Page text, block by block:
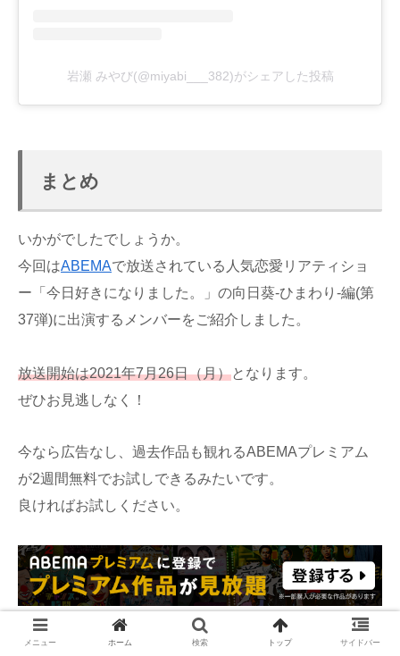
岩瀬 みやび(@miyabi___382)がシェアした投稿
まとめ
いかがでしたでしょうか。
今回はABEMAで放送されている人気恋愛リアティショ
ー「今日好きになりました。」の向日葵-ひまわり-編(第
37弾)に出演するメンバーをご紹介しました。
放送開始は2021年7月26日（月）となります。
ぜひお見逃しなく！
今なら広告なし、過去作品も観れるABEMAプレミアム
が2週間無料でお試しできるみたいです。
良ければお試しください。
メニュー ホーム 検索 トップ サイドバー